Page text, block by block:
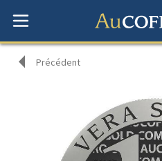
Précédent